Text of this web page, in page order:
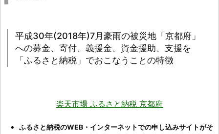
平成30年(2018年)7月豪雨の被災地「京都府」
への募金、寄付、義援金、資金援助、支援を
「ふるさと納税」でおこなうことの特徴
楽天市場 ふるさと納税 京都府
ふるさと納税のWEB・インターネットでの申し込みサイトがそ